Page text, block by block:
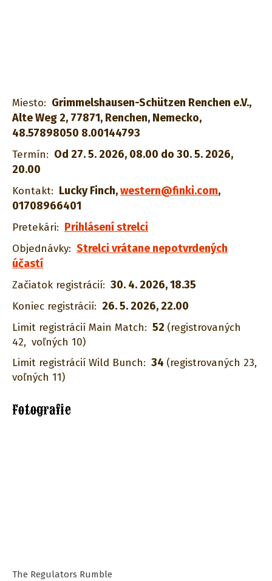
Miesto: Grimmelshausen-Schützen Renchen e.V.,
Alte Weg 2, 77871, Renchen, Nemecko,
48.57898050 8.00144793
Termín: Od 27. 5. 2026, 08.00 do 30. 5. 2026,
20.00
Kontakt: Lucky Finch,western@finki.com,
01708966401
Pretekári: Prihlásení strelci
Objednávky: Strelci vrátane nepotvrdených
účastí
Začiatok registrácií: 30. 4. 2026, 18.35
Koniec registrácií: 26. 5. 2026, 22.00
Limit registrácií Main Match: 52 (registrovaných
42, voľných 10)
Limit registrácií Wild Bunch: 34 (registrovaných 23,
voľných 11)
Fotografie
The Regulators Rumble